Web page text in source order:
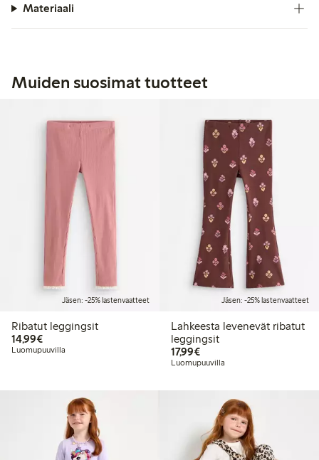
Materiaali
Muiden suosimat tuotteet
Jäsen: -25% lastenvaatteet
Ribatut leggingsit
14,99€14,99 €
Luomupuuvilla
Jäsen: -25% lastenvaatteet
Lahkeesta levenevät ribatut
leggingsit
17,99€17,99 €
Luomupuuvilla